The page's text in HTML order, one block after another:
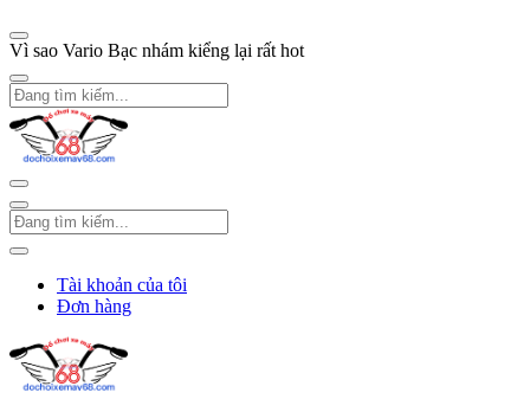
Vì sao Vario Bạc nhám kiểng lại rất hot
Tài khoản của tôi
Đơn hàng